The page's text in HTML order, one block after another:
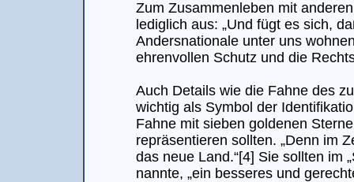
Zum Zusammenleben mit
lediglich aus: „Und fügt es sich,
Andersnationale unter uns
ehrenvollen Schutz und die
Auch Details wie die Fahne des
wichtig als Symbol der
Fahne mit sieben goldenen
repräsentieren sollten. „Denn im
das neue Land.“[4] Sie sollten im
nannte, „ein besseres und